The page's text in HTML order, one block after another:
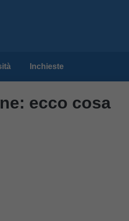
Inchieste
ecco cosa